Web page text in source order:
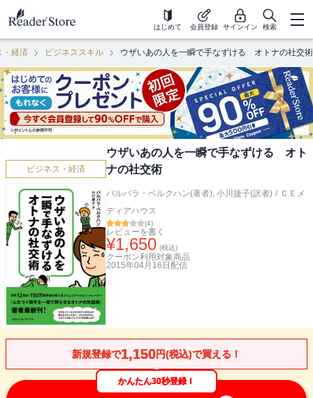
はじめて 会員登録 サインイン 検索
・経済 ビジネススキル ウザいあの人を一瞬で手なずける オトナの社交術
ビジネス・経済
ウザいあの人を一瞬で手なずける オト
ナの社交術
バルバラ・ベルクハン(著者), 小川捷子(訳者) / ＣＥメ
ディアハウス
(4)
レビューを書く
¥1,650 (税込)
クーポン利用対象商品
2015年04月16日 配信
新規登録で1,150円(税込)で買える！
かんたん30秒登録！